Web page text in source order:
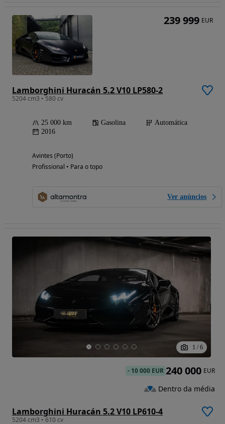
Lamborghini Huracán 5.2 V10 LP580-2
5204 cm3 • 580 cv
25 000 km Gasolina
Automática
2016
Avintes (Porto)
Profissional • Para o topo
Ver anúncios
239 999 EUR
1 / 6
Lamborghini Huracán 5.2 V10 LP610-4
5204 cm3 • 610 cv
- 10 000 EUR 240 000 EUR
Dentro da média